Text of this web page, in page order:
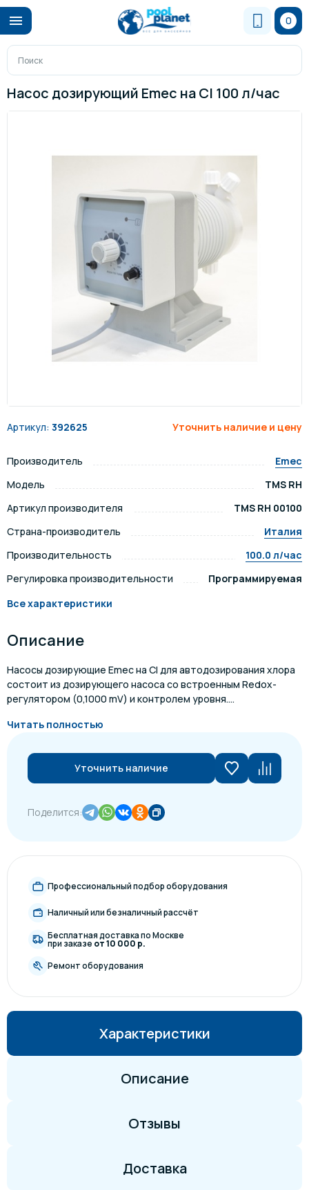
0
Насос дозирующий Emec на Cl 100 л/час
Артикул: 392625 Уточнить наличие и цену
Производитель
Emec
Модель
TMS RH
Артикул производителя
TMS RH 00100
Страна-производитель
Италия
Производительность
100.0 л/час
Регулировка производительности
Программируемая
Все характеристики
Описание
Насосы дозирующие Emec на Cl для автодозирования хлора
состоит из дозирующего насоса со встроенным Redox-
регулятором (0,1000 mV) и контролем уровня....
Читать полностью
Уточнить наличие
Поделится:
Профессиональный подбор оборудования
Наличный или безналичный рассчёт
Бесплатная доставка по Москве
при заказе от 10 000 р.
Ремонт оборудования
Характеристики
Описание
Отзывы
Доставка